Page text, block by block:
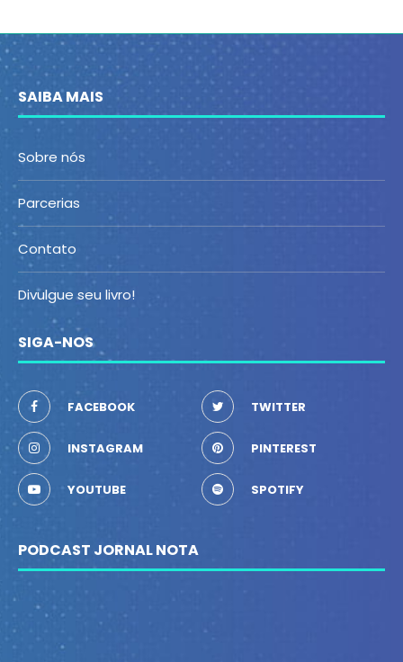
SAIBA MAIS
Sobre nós
Parcerias
Contato
Divulgue seu livro!
SIGA-NOS
FACEBOOK TWITTER
INSTAGRAM PINTEREST
YOUTUBE SPOTIFY
PODCAST JORNAL NOTA